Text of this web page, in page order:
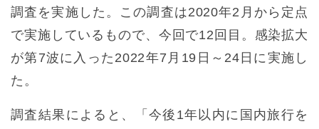
調査を実施した。この調査は2020年2月から定点
で実施しているもので、今回で12回目。感染拡大
が第7波に入った2022年7月19日～24日に実施し
た。
調査結果によると、「今後1年以内に国内旅行を